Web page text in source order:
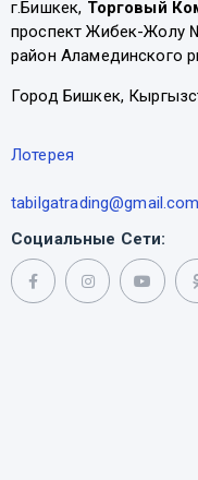
г.Бишкек, Торговый
проспект Жибек-Жолу
район Аламединского
Город Бишкек,
Лотерея
tabilgatrading@gmail.com
Социальные Сети: